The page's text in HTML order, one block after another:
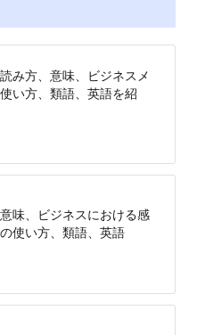
読み方、意味、ビジネスメ
い方、類語、英語を紹
意味、ビジネスにおける感
使い方、類語、英語